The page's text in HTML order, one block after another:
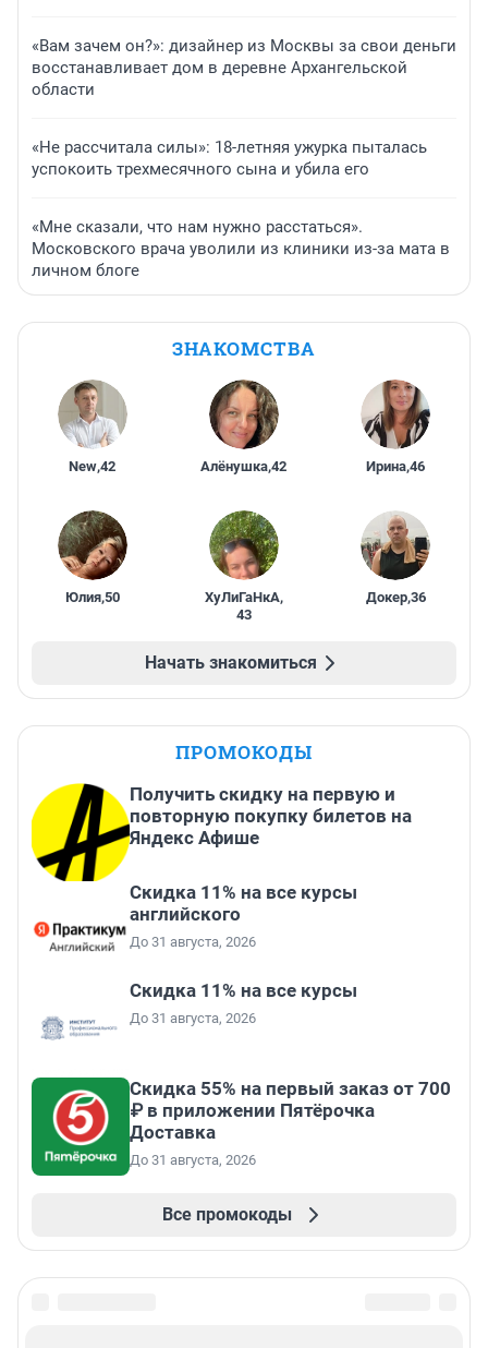
«Вам зачем он?»: дизайнер из Москвы за свои деньги
восстанавливает дом в деревне Архангельской
области
«Не рассчитала силы»: 18-летняя ужурка пыталась
успокоить трехмесячного сына и убила его
«Мне сказали, что нам нужно расстаться».
Московского врача уволили из клиники из-за мата в
личном блоге
ЗНАКОМСТВА
New,42 Алёнушка,42 Ирина,46
Юлия,50 ХуЛиГаНкА,
43
Докер,36
Начать знакомиться
ПРОМОКОДЫ
Получить скидку на первую и
повторную покупку билетов на
Яндекс Афише
Скидка 11% на все курсы
английского
До 31 августа, 2026
Скидка 11% на все курсы
До 31 августа, 2026
Скидка 55% на первый заказ от 700
₽ в приложении Пятёрочка
Доставка
До 31 августа, 2026
Все промокоды